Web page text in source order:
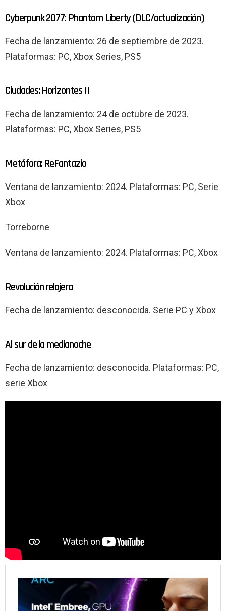
Cyberpunk 2077: Phantom Liberty (DLC/actualización)
Fecha de lanzamiento: 26 de septiembre de 2023.
Plataformas: PC, Xbox Series, PS5
Ciudades: Horizontes II
Fecha de lanzamiento: 24 de octubre de 2023.
Plataformas: PC, Xbox Series, PS5
Metáfora: ReFantazio
Ventana de lanzamiento: 2024. Plataformas: PC, Serie
Xbox
Torreborne
Ventana de lanzamiento: 2024. Plataformas: PC, Xbox
Revolución relojera
Fecha de lanzamiento: desconocida. Serie PC y Xbox
Al sur de la medianoche
Fecha de lanzamiento: desconocida. Plataformas: PC,
serie Xbox